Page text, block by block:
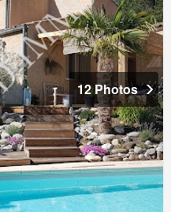
12 Photos